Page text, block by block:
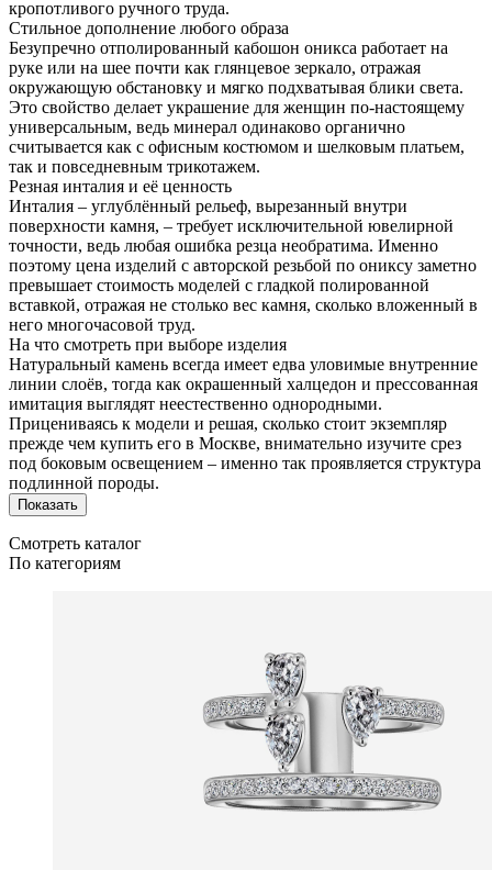
кропотливого ручного труда.
Стильное дополнение любого образа
Безупречно отполированный кабошон оникса работает на
руке или на шее почти как глянцевое зеркало, отражая
окружающую обстановку и мягко подхватывая блики света.
Это свойство делает украшение для женщин по-настоящему
универсальным, ведь минерал одинаково органично
считывается как с офисным костюмом и шелковым платьем,
так и повседневным трикотажем.
Резная инталия и её ценность
Инталия – углублённый рельеф, вырезанный внутри
поверхности камня, – требует исключительной ювелирной
точности, ведь любая ошибка резца необратима. Именно
поэтому цена изделий с авторской резьбой по ониксу заметно
превышает стоимость моделей с гладкой полированной
вставкой, отражая не столько вес камня, сколько вложенный в
него многочасовой труд.
На что смотреть при выборе изделия
Натуральный камень всегда имеет едва уловимые внутренние
линии слоёв, тогда как окрашенный халцедон и прессованная
имитация выглядят неестественно однородными.
Прицениваясь к модели и решая, сколько стоит экземпляр
прежде чем купить его в Москве, внимательно изучите срез
под боковым освещением – именно так проявляется структура
подлинной породы.
Показать
Смотреть каталог
По категориям